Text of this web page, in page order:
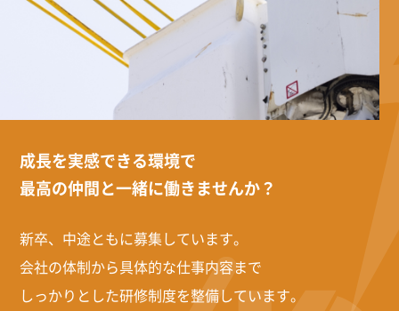
成長を実感できる環境で
最高の仲間と一緒に働きませんか？
新卒、中途ともに募集しています。
会社の体制から具体的な仕事内容まで
しっかりとした研修制度を整備しています。